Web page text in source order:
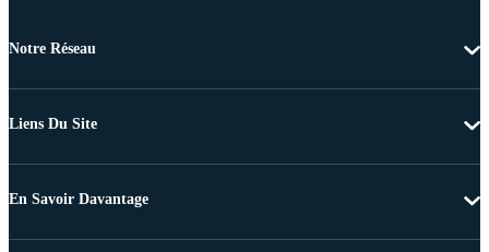
Notre Réseau
Liens Du Site
En Savoir Davantage